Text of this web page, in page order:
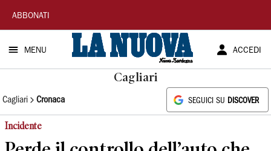
La
Nuova
Sardegna
ABBONATI
MENU ACCEDI
Cagliari
Cagliari Cronaca SEGUICI SU DISCOVER
Incidente